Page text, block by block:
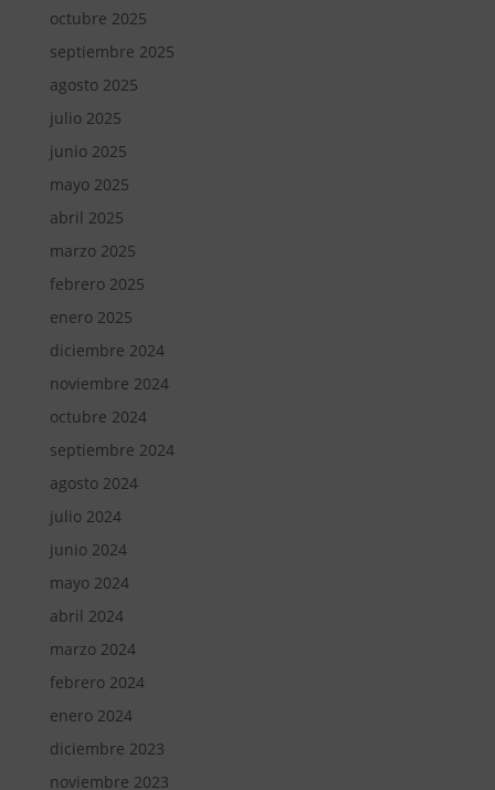
octubre 2025
septiembre 2025
agosto 2025
julio 2025
junio 2025
mayo 2025
abril 2025
marzo 2025
febrero 2025
enero 2025
diciembre 2024
noviembre 2024
octubre 2024
septiembre 2024
agosto 2024
julio 2024
junio 2024
mayo 2024
abril 2024
marzo 2024
febrero 2024
enero 2024
diciembre 2023
noviembre 2023